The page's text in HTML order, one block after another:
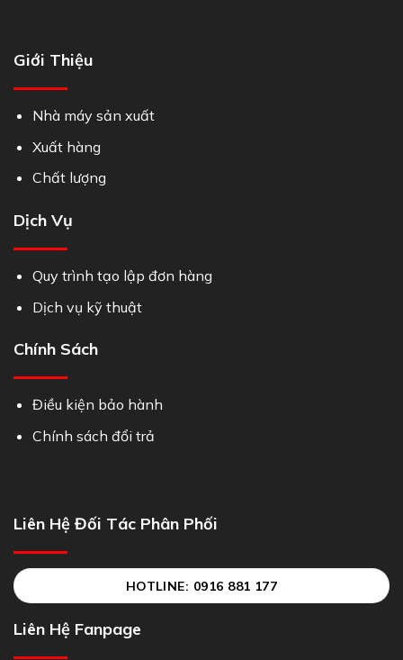
Giới Thiệu
Nhà máy sản xuất
Xuất hàng
Chất lượng
Dịch Vụ
Quy trình tạo lập đơn hàng
Dịch vụ kỹ thuật
Chính Sách
Điều kiện bảo hành
Chính sách đổi trả
Liên Hệ Đối Tác Phân Phối
HOTLINE: 0916 881 177
Liên Hệ Fanpage